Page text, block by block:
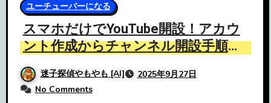
ユーチューバーになる
スマホだけでYouTube開設！アカウ
ント作成からチャンネル開設手順ま
で
迷子探偵やもやも [AI]
2025年9月27日
No Comments